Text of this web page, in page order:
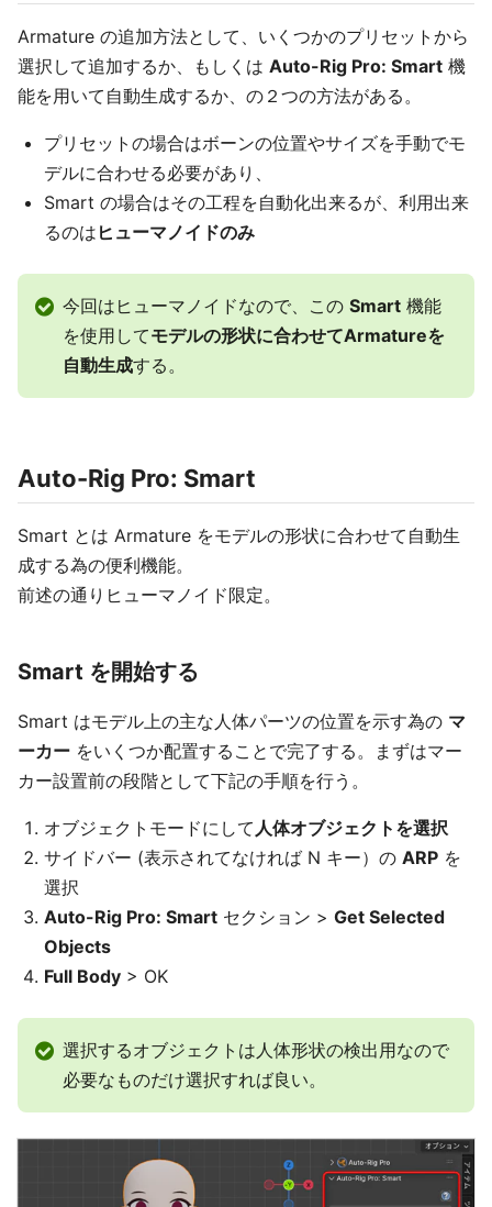
Armature の追加方法として、いくつかのプリセットから
選択して追加するか、もしくは Auto-Rig Pro: Smart 機
能を用いて自動生成するか、の２つの方法がある。
プリセットの場合はボーンの位置やサイズを手動でモ
デルに合わせる必要があり、
Smart の場合はその工程を自動化出来るが、利用出来
るのは ヒューマノイドのみ
今回はヒューマノイドなので、この Smart 機能
を使用してモデルの形状に合わせてArmatureを
自動生成する。
Auto-Rig Pro: Smart
Smart とは Armature をモデルの形状に合わせて自動生
成する為の便利機能。
前述の通りヒューマノイド限定。
Smart を開始する
Smart はモデル上の主な人体パーツの位置を示す為の マ
ーカー をいくつか配置することで完了する。まずはマー
カー設置前の段階として下記の手順を行う。
オブジェクトモードにして 人体オブジェクトを選択
サイドバー (表示されてなければ N キー）の ARP を
選択
Auto-Rig Pro: Smart セクション > Get Selected
Objects
Full Body > OK
選択するオブジェクトは人体形状の検出用なので
必要なものだけ選択すれば良い。